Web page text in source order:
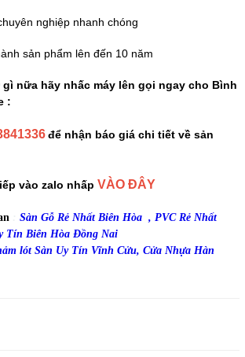
nghiệp nhanh chóng
sản phẩm lên đến 10 năm
nữa hãy nhấc máy lên gọi ngay cho Bình
:
để nhận báo giá chi tiết về sản
vào zalo nhấp VÀO ĐÂY
Sàn Gỗ Rẻ Nhất Biên Hòa , PVC Rẻ Nhất
Tín Biên Hòa Đồng Nai
lót Sàn Uy Tín Vĩnh Cửu, Cửa Nhựa Hàn